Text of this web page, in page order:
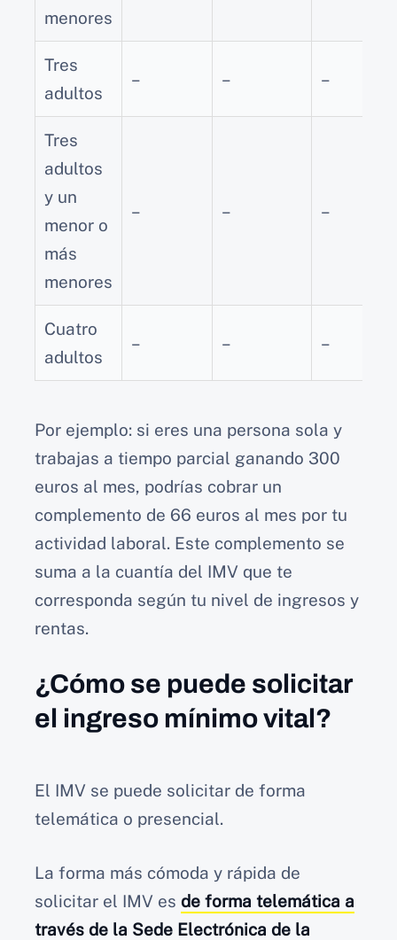
menores
Tres
adultos
– – –
Tres
adultos
y un
menor o
más
menores
– – –
Cuatro
adultos
– – –
Por ejemplo: si eres una persona sola y
trabajas a tiempo parcial ganando 300
euros al mes, podrías cobrar un
complemento de 66 euros al mes por tu
actividad laboral. Este complemento se
suma a la cuantía del IMV que te
corresponda según tu nivel de ingresos y
rentas.
¿Cómo se puede solicitar
el ingreso mínimo vital?
El IMV se puede solicitar de forma
telemática o presencial.
La forma más cómoda y rápida de
solicitar el IMV es de forma telemática a
través de la Sede Electrónica de la